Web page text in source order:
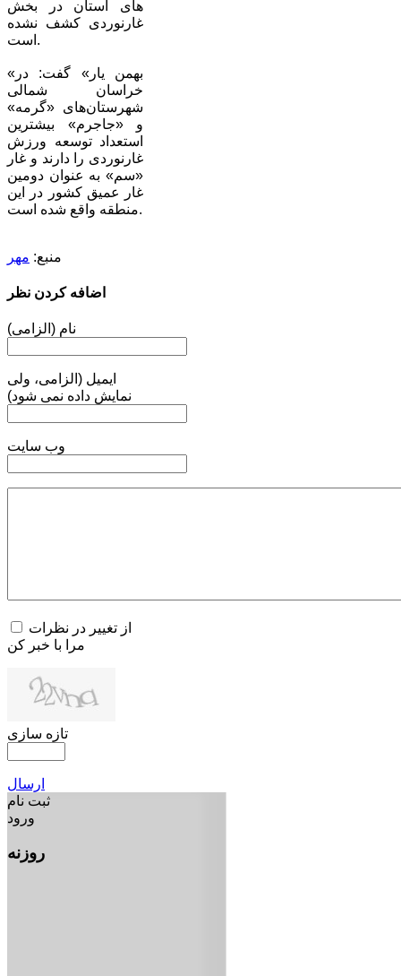
های استان در بخش
غارنوردی کشف نشده
است.
«بهمن یار» گفت: در
خراسان شمالی
شهرستان‌های «گرمه»
و «جاجرم» بیشترین
استعداد توسعه ورزش
غارنوردی را دارند و غار
«سم» به عنوان دومین
غار عمیق کشور در این
منطقه واقع شده است.
منبع: مهر
اضافه کردن نظر
نام (الزامی)
ایمیل (الزامی، ولی
نمایش داده نمی شود)
وب سایت
از تغییر در نظرات
مرا با خبر کن
تازه سازی
ارسال
ثبت نام
ورود
روزنه